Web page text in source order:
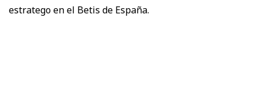
estratego en el Betis de España.